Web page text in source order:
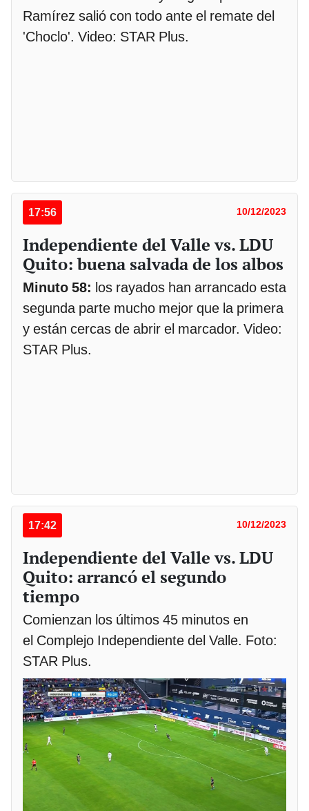
Ramírez salió con todo ante el remate del
'Choclo'. Video: STAR Plus.
17:56 10/12/2023
Independiente del Valle vs. LDU
Quito: buena salvada de los albos
Minuto 58: los rayados han arrancado esta
segunda parte mucho mejor que la primera
y están cercas de abrir el marcador. Video:
STAR Plus.
17:42 10/12/2023
Independiente del Valle vs. LDU
Quito: arrancó el segundo
tiempo
Comienzan los últimos 45 minutos en
el Complejo Independiente del Valle. Foto:
STAR Plus.